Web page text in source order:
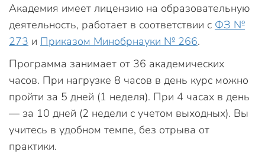
Академия имеет лицензию на образовательную
деятельность, работает в соответствии с ФЗ №
273 и Приказом Минобрнауки № 266.
Программа занимает от 36 академических
часов. При нагрузке 8 часов в день курс можно
пройти за 5 дней (1 неделя). При 4 часах в день
— за 10 дней (2 недели с учетом выходных). Вы
учитесь в удобном темпе, без отрыва от
практики.